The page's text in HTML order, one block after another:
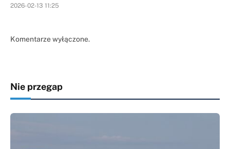
2026-02-13 11:25
Komentarze wyłączone.
Nie przegap